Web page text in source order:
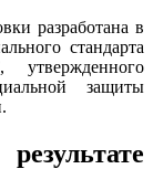
разработана в
стандарта
утвержденного
защиты